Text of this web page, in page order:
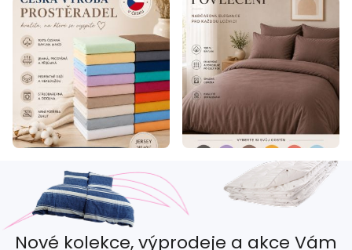
Nové kolekce, výprodeje a akce Vám